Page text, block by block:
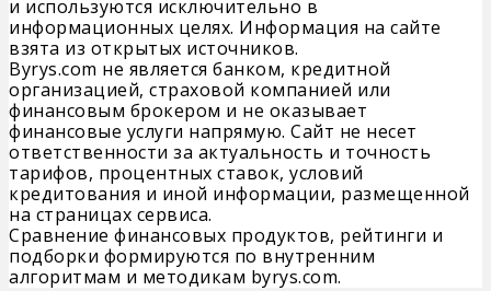
и используются исключительно в
информационных целях. Информация на сайте
взята из открытых источников.
Byrys.com не является банком, кредитной
организацией, страховой компанией или
финансовым брокером и не оказывает
финансовые услуги напрямую. Сайт не несет
ответственности за актуальность и точность
тарифов, процентных ставок, условий
кредитования и иной информации, размещенной
на страницах сервиса.
Сравнение финансовых продуктов, рейтинги и
подборки формируются по внутренним
алгоритмам и методикам byrys.com.